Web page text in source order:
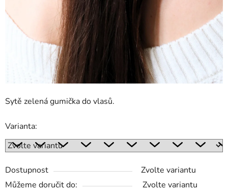
Sytě zelená gumička do vlasů.
Varianta:
Dostupnost
Zvolte variantu
Můžeme doručit do:
Zvolte variantu